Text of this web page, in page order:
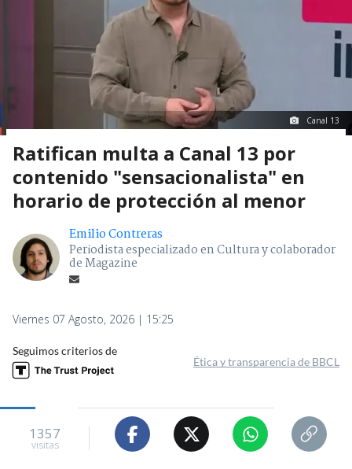
Canal 13
Ratifican multa a Canal 13 por
contenido "sensacionalista" en
horario de protección al menor
Emilio Contreras
Periodista especializado en Cultura y colaborador
de Magazine
Viernes 07 Agosto, 2026 | 15:25
Seguimos criterios de
Ética y transparencia de BBCL
1357
visitas